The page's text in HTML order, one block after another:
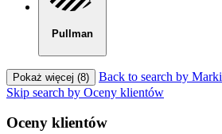
Pullman
Pokaż więcej (8)
Back to search by Marki
Skip search by Oceny klientów
Oceny klientów